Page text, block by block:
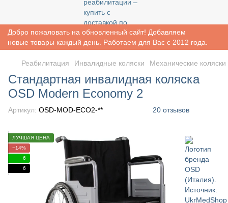
Добро пожаловать на обновленный сайт! Добавляем
новые товары каждый день. Работаем для Вас с 2012 года.
Реабилитация Инвалидные коляски Механические коляски
Стандартная инвалидная коляска
OSD Modern Economy 2
Артикул: OSD-MOD-ECO2-** 20 отзывов
ЛУЧШАЯ ЦЕНА
−14%
6
6